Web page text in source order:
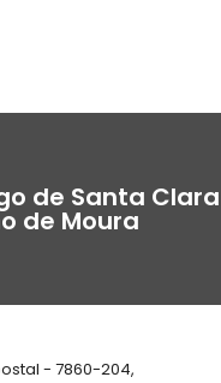
de Santa Clara
de Moura
- 7860-204,